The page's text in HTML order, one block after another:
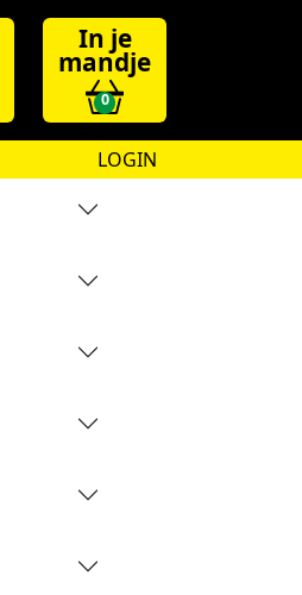
In je
mandje
0
LOGIN